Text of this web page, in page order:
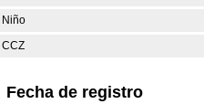
Niño
CCZ
Fecha de registro